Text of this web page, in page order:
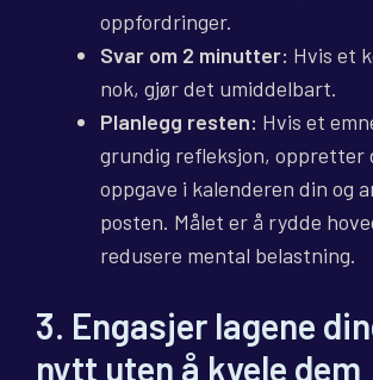
oppfordringer.
Svar om 2 minutter: Hvis et
nok, gjør det umiddelbart.
Planlegg resten: Hvis et
grundig refleksjon, oppretter
oppgave i kalenderen din og
posten. Målet er å rydde
redusere mental belastning.
3. Engasjer lagene
nytt uten å kvele dem